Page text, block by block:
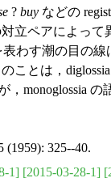
? buy などの
立ペアによっ
わす潮の目の
ことは，
，monoglossia
(1959): 325--40.
1] [2015-03-28-1]